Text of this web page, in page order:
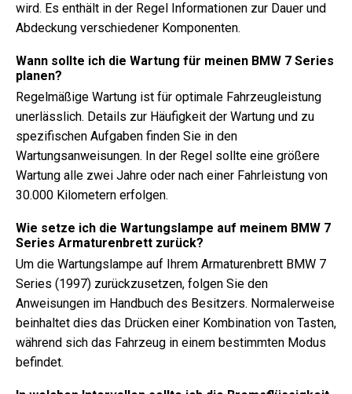
wird. Es enthält in der Regel Informationen zur Dauer und
Abdeckung verschiedener Komponenten.
Wann sollte ich die Wartung für meinen BMW 7 Series
planen?
Regelmäßige Wartung ist für optimale Fahrzeugleistung
unerlässlich. Details zur Häufigkeit der Wartung und zu
spezifischen Aufgaben finden Sie in den
Wartungsanweisungen. In der Regel sollte eine größere
Wartung alle zwei Jahre oder nach einer Fahrleistung von
30.000 Kilometern erfolgen.
Wie setze ich die Wartungslampe auf meinem BMW 7
Series Armaturenbrett zurück?
Um die Wartungslampe auf Ihrem Armaturenbrett BMW 7
Series (1997) zurückzusetzen, folgen Sie den
Anweisungen im Handbuch des Besitzers. Normalerweise
beinhaltet dies das Drücken einer Kombination von Tasten,
während sich das Fahrzeug in einem bestimmten Modus
befindet.